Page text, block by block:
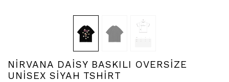
NİRVANA DAİSY BASKILI OVERSİZE
UNİSEX SİYAH TSHİRT